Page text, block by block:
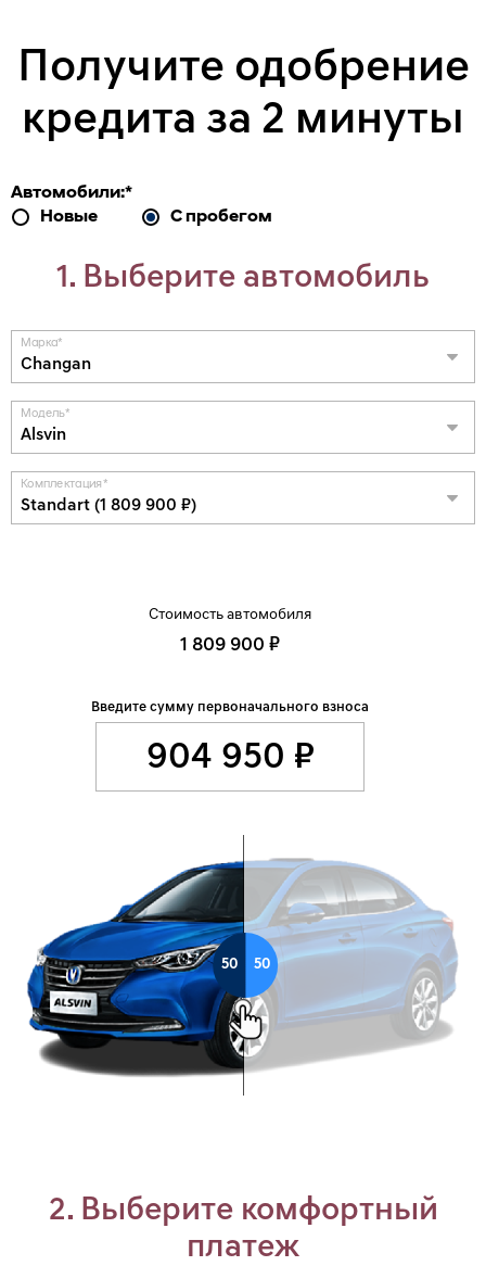
Получите одобрение
кредита за 2 минуты
Автомобили:*
Новые
С пробегом
1. Выберите автомобиль
Марка*
Changan
Модель*
Alsvin
Комплектация*
Standart (1 809 900 ₽)
Стоимость автомобиля
1 809 900 ₽
Введите сумму первоначального взноса
50 50
2. Выберите комфортный
платеж